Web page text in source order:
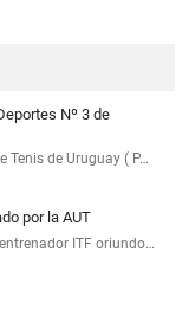
Nº 3 de
Tenis de Uruguay ( P…
por la AUT
ITF oriundo…